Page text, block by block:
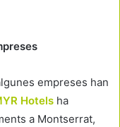
empreses han
Hotels ha
a Montserrat,